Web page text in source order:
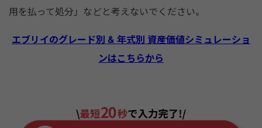
用を払って処分」などと考えないでください。
エブリイのグレード別 & 年式別 資産価値シミュレーショ
ンはこちらから